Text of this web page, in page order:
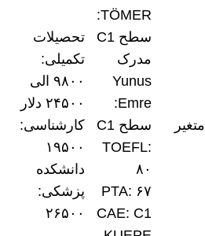
متغیر
TÖMER:
سطح C1
مدرک
Yunus
Emre:
سطح C1
TOEFL:
۸۰
PTA: ۶۷
CAE: C1
تحصیلات
تکمیلی:
۹۸۰۰ الی
۲۴۵۰۰ دلار
کارشناسی:
۱۹۵۰۰
دانشکده
پزشکی:
۲۶۵۰۰